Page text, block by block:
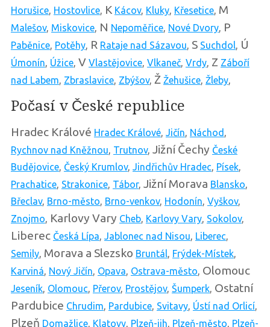
Horušice, Hostovlice, K Kácov, Kluky, Křesetice, M
Malešov, Miskovice, N Nepoměřice, Nové Dvory, P
Paběnice, Potěhy, R Rataje nad Sázavou, S Suchdol, Ú
Úmonín, Úžice, V Vlastějovice, Vlkaneč, Vrdy, Z Záboří
nad Labem, Zbraslavice, Zbýšov, Ž Žehušice, Žleby,
Počasí v České republice
Hradec Králové Hradec Králové, Jičín, Náchod ,
Rychnov nad Kněžnou, Trutnov, Jižní Čechy České
Budějovice, Český Krumlov, Jindřichův Hradec, Písek,
Prachatice, Strakonice, Tábor, Jižní Morava Blansko,
Břeclav, Brno-město, Brno-venkov, Hodonín, Vyškov,
Znojmo, Karlovy Vary Cheb, Karlovy Vary, Sokolov,
Liberec Česká Lípa, Jablonec nad Nisou, Liberec,
Semily, Morava a Slezsko Bruntál, Frýdek-Místek,
Karviná, Nový Jičín, Opava, Ostrava-město, Olomouc
Jeseník, Olomouc, Přerov, Prostějov, Šumperk, Ostatní
Pardubice Chrudim, Pardubice, Svitavy, Ústí nad Orlicí,
Plzeň Domažlice, Klatovy, Plzeň-jih, Plzeň-město, Plzeň-